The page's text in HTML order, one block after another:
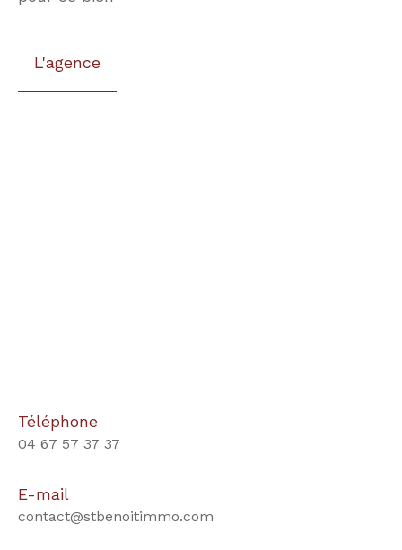
L'agence
Téléphone
04 67 57 37 37
E-mail
contact@stbenoitimmo.com